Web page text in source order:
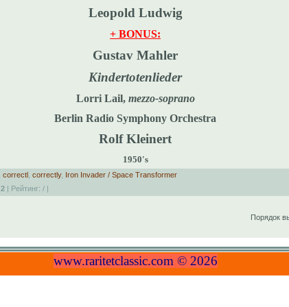
Leopold Ludwig
+ BONUS:
Gustav Mahler
Kindertotenlieder
Lorri Lail, mezzo-soprano
Berlin Radio Symphony Orchestra
Rolf Kleinert
1950's
correctl correctly, Iron Invader / Space Transformer
2 | Рейтинг: / |
Порядок
www.raritetclassic.com © 2026